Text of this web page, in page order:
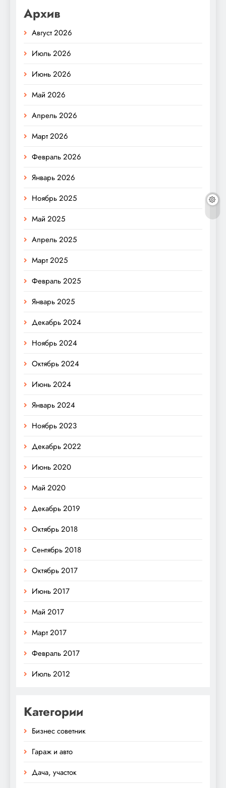
Архив
Август 2026
Июль 2026
Июнь 2026
Май 2026
Апрель 2026
Март 2026
Февраль 2026
Январь 2026
Ноябрь 2025
Май 2025
Апрель 2025
Март 2025
Февраль 2025
Январь 2025
Декабрь 2024
Ноябрь 2024
Октябрь 2024
Июнь 2024
Январь 2024
Ноябрь 2023
Декабрь 2022
Июнь 2020
Май 2020
Декабрь 2019
Октябрь 2018
Сентябрь 2018
Октябрь 2017
Июнь 2017
Май 2017
Март 2017
Февраль 2017
Июль 2012
Категории
Бизнес советник
Гараж и авто
Дача, участок